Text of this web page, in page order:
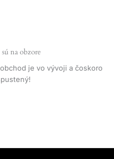
na obzore
je vo vývoji a čoskoro